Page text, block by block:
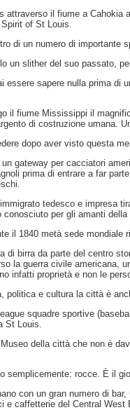
attraverso il fiume a Cahokia
Spirit of St Louis.
di un numero di importante
un slither del suo passato,
essere sapere nulla prima di
il fiume Mississippi il
di costruzione umana.
dopo aver visto questa
gateway per cacciatori
prima di entrare a far
tedesco e impresa
conosciuto per gli amanti
il 1840 metà sede mondiale
di birra da parte del centro
la guerra civile americana,
infatti proprietà e non le
politica e cultura la città è
squadre sportive
St Louis.
Museo della città che non è
semplicemente: rocce. È il
con un gran numero di
e caffetterie del Central West